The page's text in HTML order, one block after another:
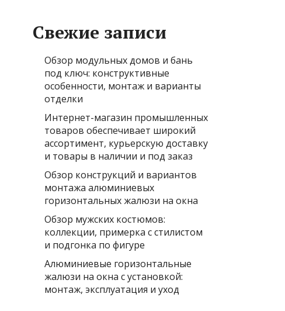
Свежие записи
Обзор модульных домов и бань
под ключ: конструктивные
особенности, монтаж и варианты
отделки
Интернет-магазин промышленных
товаров обеспечивает широкий
ассортимент, курьерскую доставку
и товары в наличии и под заказ
Обзор конструкций и вариантов
монтажа алюминиевых
горизонтальных жалюзи на окна
Обзор мужских костюмов:
коллекции, примерка с стилистом
и подгонка по фигуре
Алюминиевые горизонтальные
жалюзи на окна с установкой:
монтаж, эксплуатация и уход